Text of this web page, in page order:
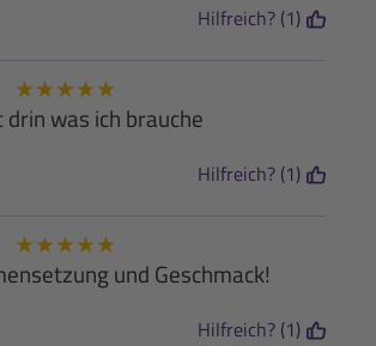
Hilfreich? (1)
★★★★★
drin was ich brauche
Hilfreich? (1)
★★★★★
und Geschmack!
Hilfreich? (1)